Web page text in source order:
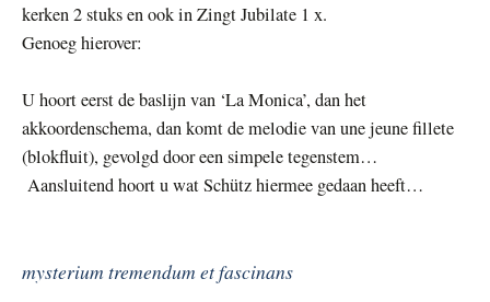
kerken 2 stuks en ook in Zingt Jubilate 1 x.
Genoeg hierover:
U hoort eerst de baslijn van ‘La Monica’, dan het
akkoordenschema, dan komt de melodie van une jeune fillete
(blokfluit), gevolgd door een simpele tegenstem…
Aansluitend hoort u wat Schütz hiermee gedaan heeft…
mysterium tremendum et fascinans